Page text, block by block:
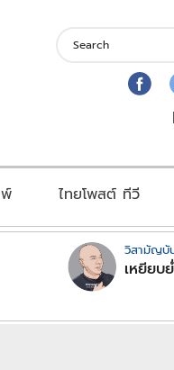
ไทยโพสต์ ทีวี
วิสามัญบั
เหยียบ